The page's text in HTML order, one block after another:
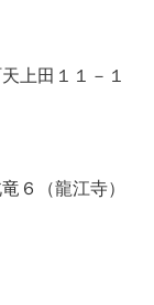
上田１１－１
６（龍江寺）